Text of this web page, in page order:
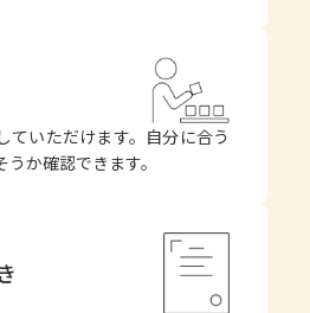
ていただけます。自分に合う
か確認できます。